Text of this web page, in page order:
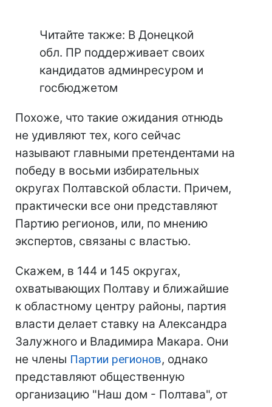
Читайте также: В Донецкой
обл. ПР поддерживает своих
кандидатов админресуром и
госбюджетом
Похоже, что такие ожидания отнюдь
не удивляют тех, кого сейчас
называют главными претендентами на
победу в восьми избирательных
округах Полтавской области. Причем,
практически все они представляют
Партию регионов, или, по мнению
экспертов, связаны с властью.
Скажем, в 144 и 145 округах,
охватывающих Полтаву и ближайшие
к областному центру районы, партия
власти делает ставку на Александра
Залужного и Владимира Макара. Они
не члены Партии регионов, однако
представляют общественную
организацию "Наш дом - Полтава", от